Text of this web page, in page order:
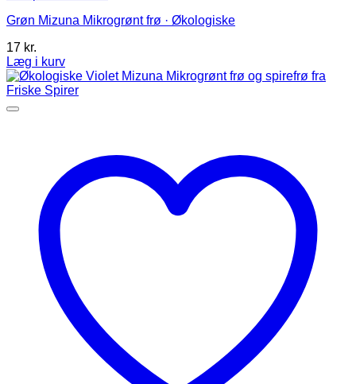
Grøn Mizuna Mikrogrønt frø · Økologiske
17 kr.
Læg i kurv
Dette
vare
har
flere
varesiden